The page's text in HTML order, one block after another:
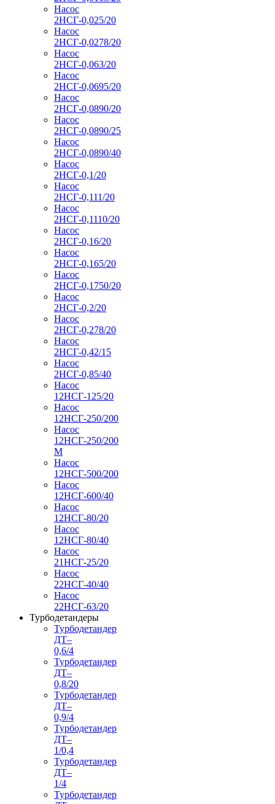
Насос
2НСГ-0,025/20
Насос
2НСГ-0,0278/20
Насос
2НСГ-0,063/20
Насос
2НСГ-0,0695/20
Насос
2НСГ-0,0890/20
Насос
2НСГ-0,0890/25
Насос
2НСГ-0,0890/40
Насос
2НСГ-0,1/20
Насос
2НСГ-0,111/20
Насос
2НСГ-0,1110/20
Насос
2НСГ-0,16/20
Насос
2НСГ-0,165/20
Насос
2НСГ-0,1750/20
Насос
2НСГ-0,2/20
Насос
2НСГ-0,278/20
Насос
2НСГ-0,42/15
Насос
2НСГ-0,85/40
Насос
12НСГ-125/20
Насос
12НСГ-250/200
Насос
12НСГ-250/200
М
Насос
12НСГ-500/200
Насос
12НСГ-600/40
Насос
12НСГ-80/20
Насос
12НСГ-80/40
Насос
21НСГ-25/20
Насос
22НСГ-40/40
Насос
22НСГ-63/20
Турбодетандеры
Турбодетандер
ДТ–
0,6/4
Турбодетандер
ДТ–
0,8/20
Турбодетандер
ДТ–
0,9/4
Турбодетандер
ДТ–
1/0,4
Турбодетандер
ДТ–
1/4
Турбодетандер